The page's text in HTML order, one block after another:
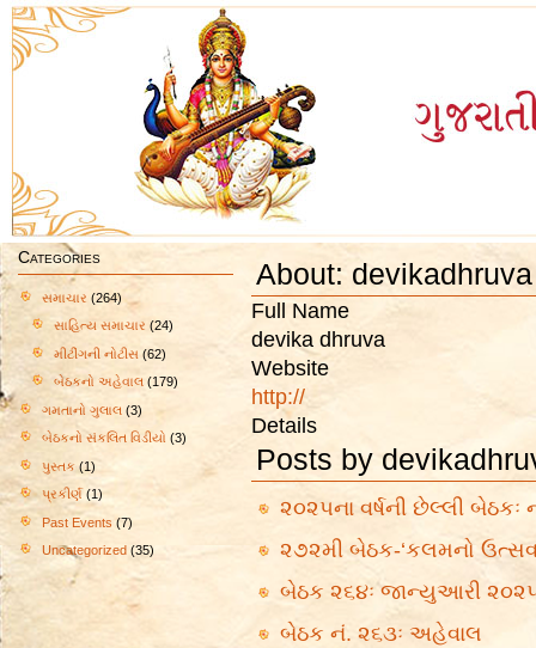
Categories
સમાચાર (264)
સાહિત્ય સમાચાર (24)
મીટીંગની નોટીસ (62)
બેઠકનો અહેવાલ (179)
ગમતાનો ગુલાલ (3)
બેઠકનો સંકલિત વિડીયો (3)
પુસ્તક (1)
પ્રકીર્ણ (1)
Past Events (7)
Uncategorized (35)
About: devikadhruva
Full Name
devika dhruva
Website
http://
Details
Posts by
૨૦૨૫ના વર્ષની છેલ્લી બેઠકઃ
૨૭૨મી બેઠક-‘કલમનો
બેઠક ૨૬૪ઃ જાન્યુઆરી
બેઠક નં. ૨૬૩ઃ અહેવાલ